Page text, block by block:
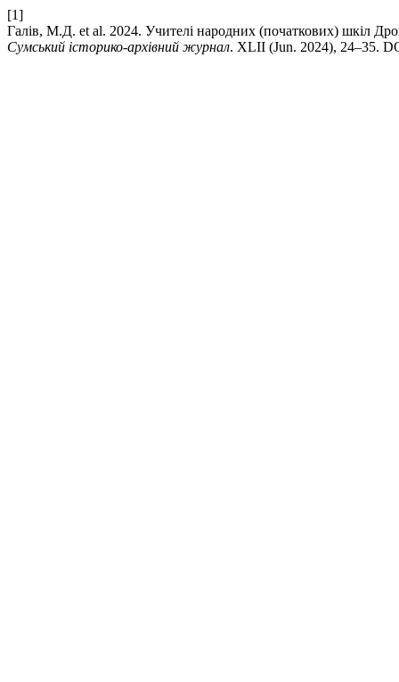
[1]
Галів, М.Д. et al. 2024. Учителі народних (початкових) шкіл
Сумський історико-архівний журнал. XLII (Jun. 2024), 24–35.